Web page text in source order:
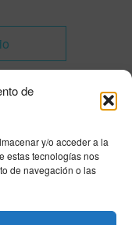
de
y/o acceder a la
estas tecnologías nos
de navegación o las
|DNSH|Trabaja con